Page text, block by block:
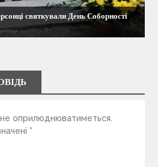
святкували День Соборності
оприлюднюватиметься.
*